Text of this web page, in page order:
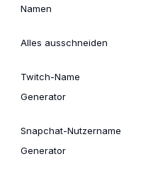
Namen
Alles ausschneiden
Twitch-Name
Generator
Snapchat-Nutzername
Generator